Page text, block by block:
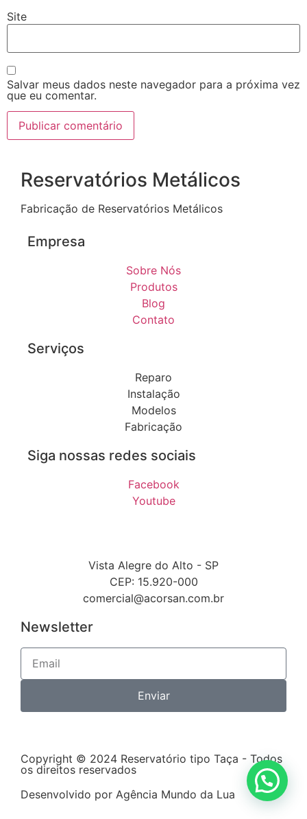
Site
Salvar meus dados neste navegador para a próxima vez
que eu comentar.
Reservatórios Metálicos
Fabricação de Reservatórios Metálicos
Empresa
Sobre Nós
Produtos
Blog
Contato
Serviços
Reparo
Instalação
Modelos
Fabricação
Siga nossas redes sociais
Facebook
Youtube
Vista Alegre do Alto - SP
CEP: 15.920-000
comercial@acorsan.com.br
Newsletter
Enviar
Copyright © 2024 Reservatório tipo Taça - Todos
os direitos reservados
Desenvolvido por Agência Mundo da Lua